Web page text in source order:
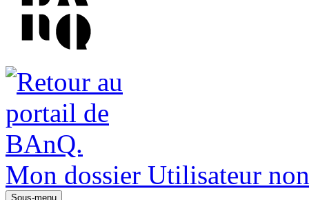
Mon dossier Utilisateur
Sous-menu